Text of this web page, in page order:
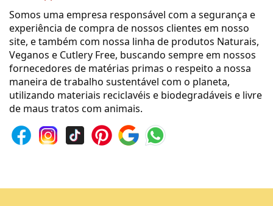
Somos uma empresa responsável com a segurança e
experiência de compra de nossos clientes em nosso
site, e também com nossa linha de produtos Naturais,
Veganos e Cutlery Free, buscando sempre em nossos
fornecedores de matérias primas o respeito a nossa
maneira de trabalho sustentável com o planeta,
utilizando materiais reciclavéis e biodegradáveis e livre
de maus tratos com animais.